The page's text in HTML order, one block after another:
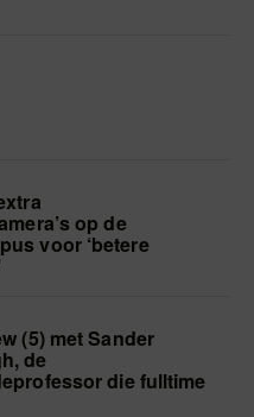
op de
voor ‘betere
(5) met Sander
de
die fulltime